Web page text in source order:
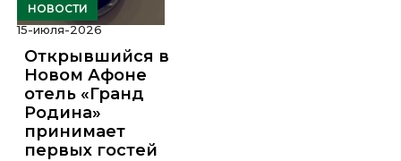
НОВОСТИ
15-июля-2026
Открывшийся в
Новом Афоне
отель «Гранд
Родина»
принимает
первых гостей